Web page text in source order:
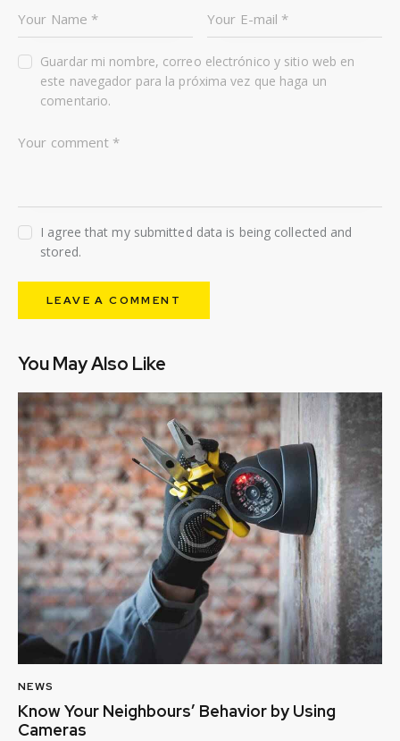
Guardar mi nombre, correo electrónico y sitio web en
este navegador para la próxima vez que haga un
comentario.
I agree that my submitted data is being collected and
stored.
You May Also Like
NEWS
Know Your Neighbours’ Behavior by Using
Cameras